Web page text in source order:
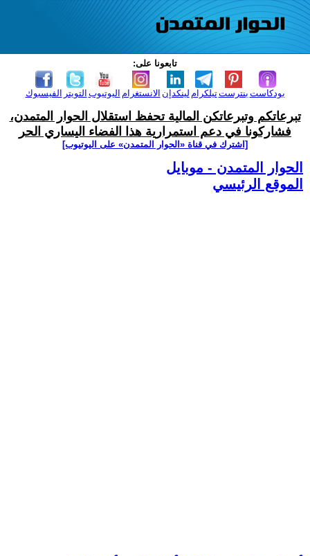
تابعونا على:
الفيسبوك التويتر اليوتيوب الانستغرام لينكدإن تيلكرامبنترست بودكاست
تبرعاتكم وتبرعاتكن المالية تحفظ استقلال الحوار المتمدن،
فشاركونا في دعم استمرارية هذا الفضاء اليساري الحر
[اشترك في قناة ‫«الحوار المتمدن» على اليوتيوب]
الحوار المتمدن - موبايل
الموقع الرئيسي